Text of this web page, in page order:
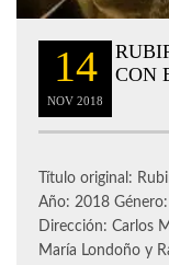
14
NOV 2018
CON
Título original:
Año: 2018
Dirección: Carlos
María Londoño y